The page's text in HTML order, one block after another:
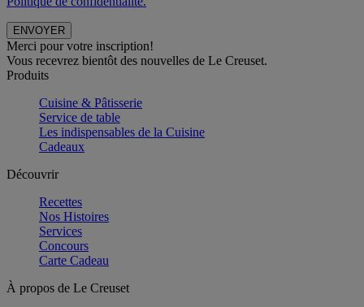
Merci pour votre inscription!
Vous recevrez bientôt des nouvelles de Le Creuset.
Produits
Cuisine & Pâtisserie
Service de table
Les indispensables de la Cuisine
Cadeaux
Découvrir
Recettes
Nos Histoires
Services
Concours
Carte Cadeau
À propos de Le Creuset